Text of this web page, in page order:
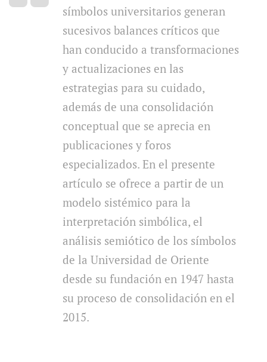
símbolos universitarios generan
sucesivos balances críticos que
han conducido a transformaciones
y actualizaciones en las
estrategias para su cuidado,
además de una consolidación
conceptual que se aprecia en
publicaciones y foros
especializados. En el presente
artículo se ofrece a partir de un
modelo sistémico para la
interpretación simbólica, el
análisis semiótico de los símbolos
de la Universidad de Oriente
desde su fundación en 1947 hasta
su proceso de consolidación en el
2015.